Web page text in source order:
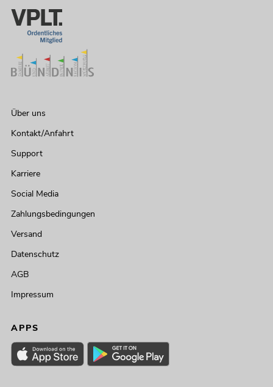
Über uns
Kontakt/Anfahrt
Support
Karriere
Social Media
Zahlungsbedingungen
Versand
Datenschutz
AGB
Impressum
APPS